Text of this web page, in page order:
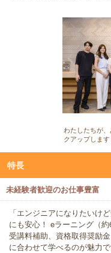
わたしたちが
クアップします
特長
未経験者歓迎のお仕事豊富
「エンジニアになりたいけ
にも安心！ eラーニング（
受講料補助、資格取得奨励
に合わせて学べるのが魅力で